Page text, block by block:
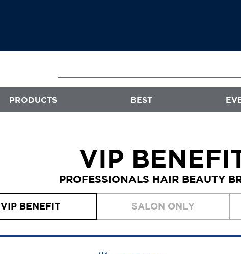
PRODUCTS BEST
퍼스티지
오클리닉 플러스
샴푸/트리트먼트
에센스
스타일링
바디워시
VIP
PROFESSIONALS HAIR BEAUTY
VIP BENEFIT SALON ONLY